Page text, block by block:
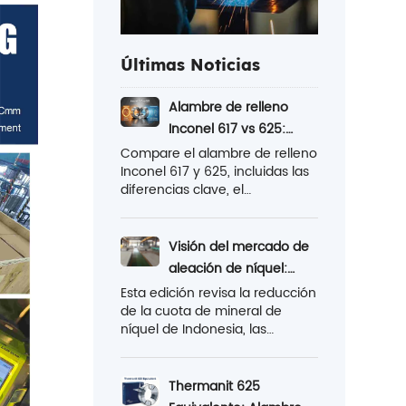
Últimas Noticias
Alambre de relleno
Inconel 617 vs 625:
diferencias
fundamentales
explicadas aquí
Compare el alambre de relleno
Inconel 617 y 625, incluidas las
diferencias clave, el
aplicaciones y aprenda cuál es
mejor para sus proyectos.
Visión del mercado de
aleación de níquel:
Apriete de suministro y
avances de
exportación
Esta edición revisa la reducción
de la cuota de mineral de
níquel de Indonesia, las
cambios en el mercado del
Thermanit 625